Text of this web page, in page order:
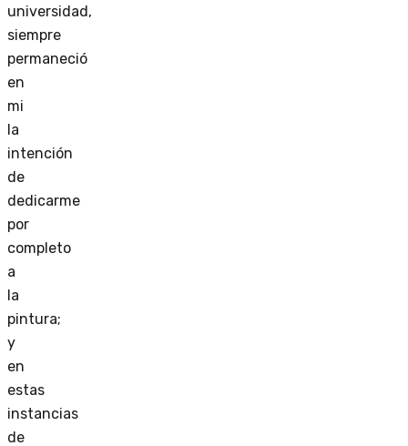
universidad,
siempre
permaneció
en
mi
la
intención
de
dedicarme
por
completo
a
la
pintura;
y
en
estas
instancias
de